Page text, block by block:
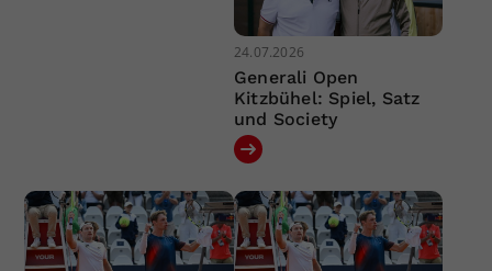
24.07.2026
Generali Open
Kitzbühel: Spiel, Satz
und Society